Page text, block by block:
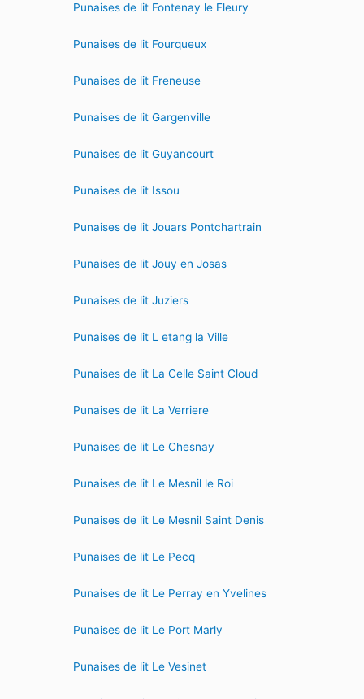
Punaises de lit Fontenay le Fleury
Punaises de lit Fourqueux
Punaises de lit Freneuse
Punaises de lit Gargenville
Punaises de lit Guyancourt
Punaises de lit Issou
Punaises de lit Jouars Pontchartrain
Punaises de lit Jouy en Josas
Punaises de lit Juziers
Punaises de lit L etang la Ville
Punaises de lit La Celle Saint Cloud
Punaises de lit La Verriere
Punaises de lit Le Chesnay
Punaises de lit Le Mesnil le Roi
Punaises de lit Le Mesnil Saint Denis
Punaises de lit Le Pecq
Punaises de lit Le Perray en Yvelines
Punaises de lit Le Port Marly
Punaises de lit Le Vesinet